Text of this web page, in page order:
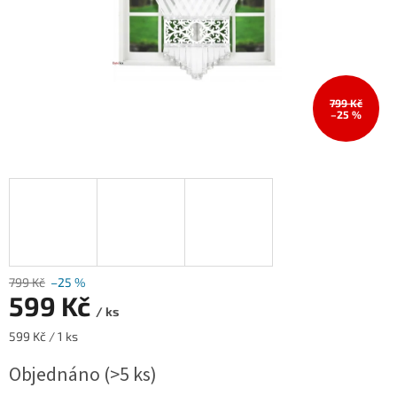
799 Kč
–25 %
799 Kč –25 %
599 Kč / ks
Měrná
599 Kč / 1 ks
Objednáno (>5 ks)